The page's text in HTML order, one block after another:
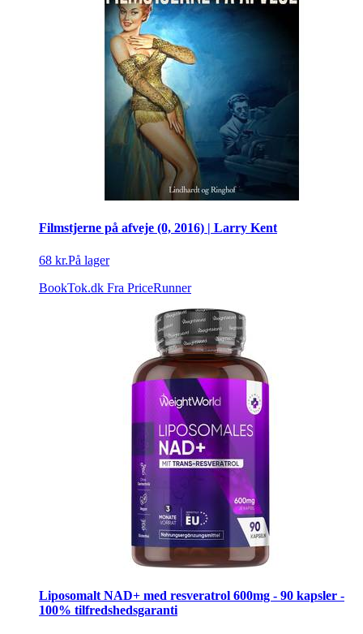
Filmstjerne på afveje (0, 2016) | Larry Kent
68 kr.På lager
BookTok.dk Fra PriceRunner
Liposomalt NAD+ med resveratrol 600mg - 90 kapsler -
100% tilfredshedsgaranti